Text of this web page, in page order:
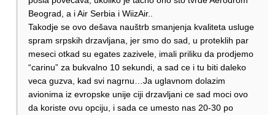
Beograd, a i Air Serbia i WiizAir..
Takodje se ovo dešava nauštrb smanjenja kvaliteta usluge
spram srpskih drzavljana, jer smo do sad, u proteklih par
meseci otkad su egates zazivele, imali priliku da prodjemo
“carinu” za bukvalno 10 sekundi, a sad ce i tu biti daleko
veca guzva, kad svi nagrnu…Ja uglavnom dolazim
avionima iz evropske unije ciji drzavljani ce sad moci ovo
da koriste ovu opciju, i sada ce umesto nas 20-30 po